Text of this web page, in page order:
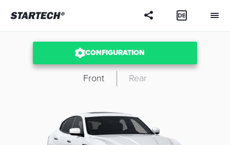
CONFIGURATION
Front Rear